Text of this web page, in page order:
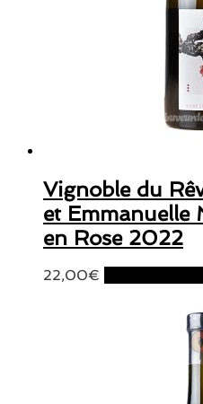
Vignoble du
et Emmanuelle
en Rose 2022
22,00€